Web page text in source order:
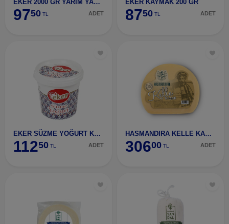
EKER 2000 GR YARIM YAĞLI YOĞURT
9750 TL ADET
EKER KAYMAK 200 GR
8750 TL ADET
EKER SÜZME YOĞURT KOVA 900 GR.
11250 TL ADET
HASMANDIRA KELLE KAŞARI 400 GR
30600 TL ADET